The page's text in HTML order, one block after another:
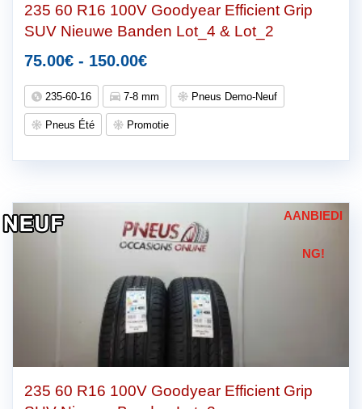
235 60 R16 100V Goodyear Efficient Grip
SUV Nieuwe Banden Lot_4 & Lot_2
Dit
heeft
meerdere
kan
gekozen
75.00€ - 150.00€Prijsklasse:
75.00€
tot
150.00€
235-60-16 7-8 mm Pneus Demo-Neuf
Pneus Été Promotie
AANBIEDI
NG!
235 60 R16 100V Goodyear Efficient Grip